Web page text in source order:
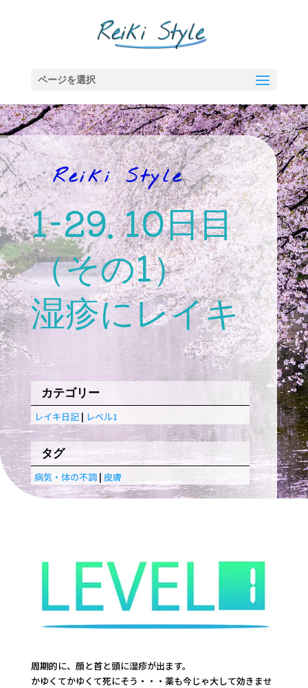
ページを選択
Reiki Style
1-29. 10日目
（その1）
湿疹にレイキ
カテゴリー
レイキ日記| レベル1
タグ
病気・体の不調| 皮膚
周期的に、顔と首と頭に湿疹が出ます。
かゆくてかゆくて死にそう・・・薬も今じゃ大して効きませ